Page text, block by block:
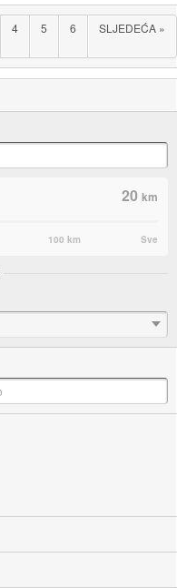
4 5 6 SLJEDEĆA »
20km
100 km Sve